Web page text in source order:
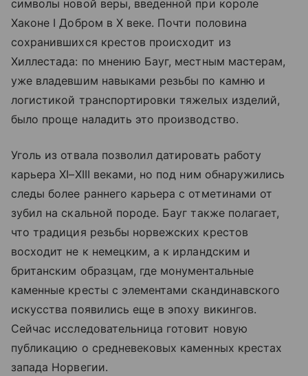
символы новой веры, введенной при короле
Хаконе I Добром в X веке. Почти половина
сохранившихся крестов происходит из
Хиллестада: по мнению Бауг, местным мастерам,
уже владевшим навыками резьбы по камню и
логистикой транспортировки тяжелых изделий,
было проще наладить это производство.
Уголь из отвала позволил датировать работу
карьера XI–XIII веками, но под ним обнаружились
следы более раннего карьера с отметинами от
зубил на скальной породе. Бауг также полагает,
что традиция резьбы норвежских крестов
восходит не к немецким, а к ирландским и
британским образцам, где монументальные
каменные кресты с элементами скандинавского
искусства появились еще в эпоху викингов.
Сейчас исследовательница готовит новую
публикацию о средневековых каменных крестах
запада Норвегии.